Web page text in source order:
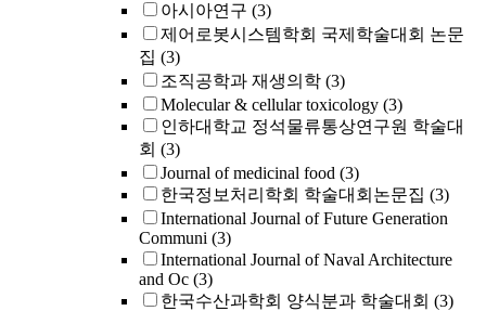
아시아연구 (3)
제어로봇시스템학회 국제학술대회 논문
집 (3)
조직공학과 재생의학 (3)
Molecular & cellular toxicology (3)
인하대학교 정석물류통상연구원 학술대
회 (3)
Journal of medicinal food (3)
한국정보처리학회 학술대회논문집 (3)
International Journal of Future Generation
Communi (3)
International Journal of Naval Architecture
and Oc (3)
한국수산과학회 양식분과 학술대회 (3)